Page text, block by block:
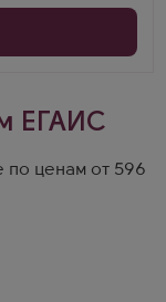
ЕГАИС
по ценам от 596